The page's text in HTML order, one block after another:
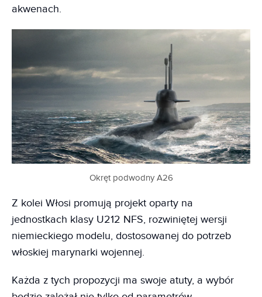
akwenach.
Okręt podwodny A26
Z kolei Włosi promują projekt oparty na
jednostkach klasy U212 NFS, rozwiniętej wersji
niemieckiego modelu, dostosowanej do potrzeb
włoskiej marynarki wojennej.
Każda z tych propozycji ma swoje atuty, a wybór